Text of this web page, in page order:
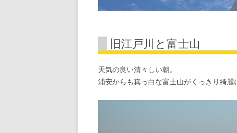
蕎麦屋さん
カフェ
居酒屋さん
旧江戸川と富士山
天気の良い清々しい朝。
浦安からも真っ白な富士山がくっきり綺麗